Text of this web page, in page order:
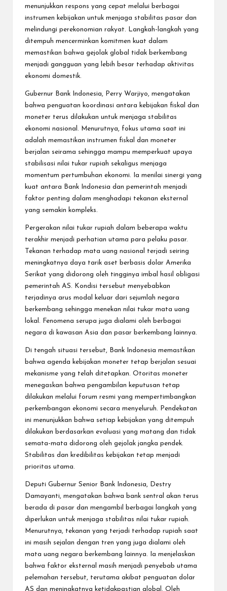
menunjukkan respons yang cepat melalui berbagai
instrumen kebijakan untuk menjaga stabilitas pasar dan
melindungi perekonomian rakyat. Langkah-langkah yang
ditempuh mencerminkan komitmen kuat dalam
memastikan bahwa gejolak global tidak berkembang
menjadi gangguan yang lebih besar terhadap aktivitas
ekonomi domestik.
Gubernur Bank Indonesia, Perry Warjiyo, mengatakan
bahwa penguatan koordinasi antara kebijakan fiskal dan
moneter terus dilakukan untuk menjaga stabilitas
ekonomi nasional. Menurutnya, fokus utama saat ini
adalah memastikan instrumen fiskal dan moneter
berjalan seirama sehingga mampu memperkuat upaya
stabilisasi nilai tukar rupiah sekaligus menjaga
momentum pertumbuhan ekonomi. Ia menilai sinergi yang
kuat antara Bank Indonesia dan pemerintah menjadi
faktor penting dalam menghadapi tekanan eksternal
yang semakin kompleks.
Pergerakan nilai tukar rupiah dalam beberapa waktu
terakhir menjadi perhatian utama para pelaku pasar.
Tekanan terhadap mata uang nasional terjadi seiring
meningkatnya daya tarik aset berbasis dolar Amerika
Serikat yang didorong oleh tingginya imbal hasil obligasi
pemerintah AS. Kondisi tersebut menyebabkan
terjadinya arus modal keluar dari sejumlah negara
berkembang sehingga menekan nilai tukar mata uang
lokal. Fenomena serupa juga dialami oleh berbagai
negara di kawasan Asia dan pasar berkembang lainnya.
Di tengah situasi tersebut, Bank Indonesia memastikan
bahwa agenda kebijakan moneter tetap berjalan sesuai
mekanisme yang telah ditetapkan. Otoritas moneter
menegaskan bahwa pengambilan keputusan tetap
dilakukan melalui forum resmi yang mempertimbangkan
perkembangan ekonomi secara menyeluruh. Pendekatan
ini menunjukkan bahwa setiap kebijakan yang ditempuh
dilakukan berdasarkan evaluasi yang matang dan tidak
semata-mata didorong oleh gejolak jangka pendek.
Stabilitas dan kredibilitas kebijakan tetap menjadi
prioritas utama.
Deputi Gubernur Senior Bank Indonesia, Destry
Damayanti, mengatakan bahwa bank sentral akan terus
berada di pasar dan mengambil berbagai langkah yang
diperlukan untuk menjaga stabilitas nilai tukar rupiah.
Menurutnya, tekanan yang terjadi terhadap rupiah saat
ini masih sejalan dengan tren yang juga dialami oleh
mata uang negara berkembang lainnya. Ia menjelaskan
bahwa faktor eksternal masih menjadi penyebab utama
pelemahan tersebut, terutama akibat penguatan dolar
AS dan meningkatnya ketidakpastian global. Oleh